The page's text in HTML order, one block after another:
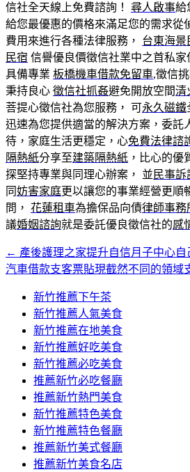
信社全天線上免費諮詢！ 尋人啟事給
給您最優惠的價格來滿足您的需求從
費用來進行各種法律服務， 台東海景
民宿 信譽優良價徵信社業中之首私
具備專業 板橋機車借款免留車,徵信
秉持良心 徵信社抓姦避免開放空間清
菩提心徵信社為您服務， 可永久磁鐵
迅速為您提供適當的解決方案，委託
待，家庭生活更穩定，心免費法律諮
隔熱紙分享至建築隔熱紙 ，比心的優
探堅持專業與同理心辦案， 並 民事訴
同妨害家庭更以讓您的事業經營更順
問， 花蓮租車為擔保品向債律師事務
議婚姻諮詢就是委託優良徵信社的感
文
章
← 產後護理之家提升自信月子中心
汽車借款支客票貼現截然不同的領域
新竹推薦下午茶
新竹推薦人氣美食
新竹推薦在地美食
新竹推薦好吃美食
新竹推薦必吃美食
推薦新竹必吃餐廳
推薦新竹熱門美食
新竹推薦特色美食
新竹推薦特色餐廳
推薦新竹美式餐廳
推薦新竹美食名店